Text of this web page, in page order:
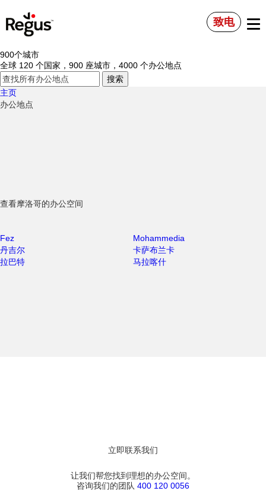
致电
900个城市
全球 120 个国家，900 座城市，4000 个办公地点
主页
办公地点
查看摩洛哥的办公空间
Fez
Mohammedia
丹吉尔
卡萨布兰卡
拉巴特
马拉喀什
立即联系我们
让我们帮您找到理想的办公空间。
咨询我们的团队 400 120 0056